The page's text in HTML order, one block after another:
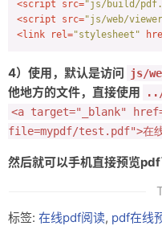
<script src="js/build/
<script src="js/web/
<link rel="stylesheet"
4）使用，默认是访问 js/
他地方的文件，直接使用
<a target="_blank"
file=mypdf/test.pdf">在线
然后就可以手机直接预览
标签: 在线pdf阅读, pdf在线